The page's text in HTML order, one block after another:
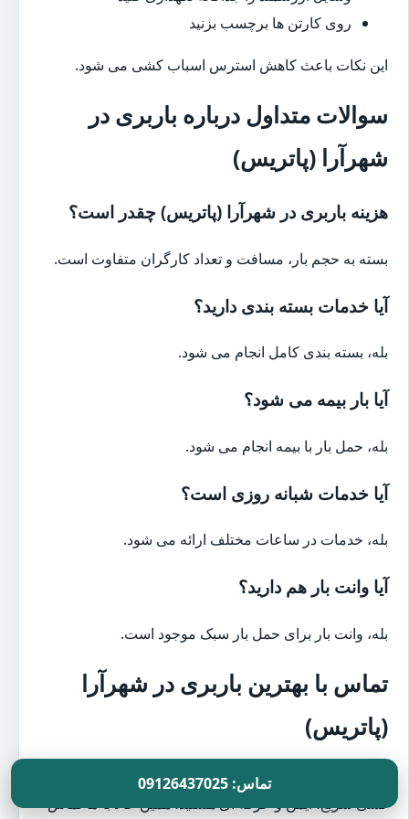
روی کارتن ها برچسب بزنید
این نکات باعث کاهش استرس اسباب کشی می شود.
سوالات متداول درباره باربری در
شهرآرا (پاتریس)
هزینه باربری در شهرآرا (پاتریس) چقدر است؟
بسته به حجم بار، مسافت و تعداد کارگران متفاوت است.
آیا خدمات بسته بندی دارید؟
بله، بسته بندی کامل انجام می شود.
آیا بار بیمه می شود؟
بله، حمل بار با بیمه انجام می شود.
آیا خدمات شبانه روزی است؟
بله، خدمات در ساعات مختلف ارائه می شود.
آیا وانت بار هم دارید؟
بله، وانت بار برای حمل بار سبک موجود است.
تماس با بهترین باربری در شهرآرا
(پاتریس)
بهترین باربری در شهرآرا (پاتریس)
کشی سریع، ایمن و حرفه ای هستید، همین حالا با ما تماس
تماس: 09126437025